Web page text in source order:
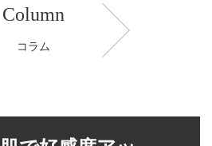
Column
コラム